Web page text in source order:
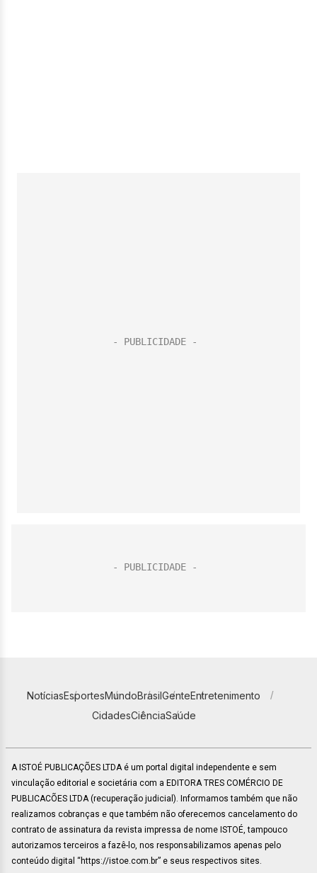
NotíciasEsportesMundoBrasilGenteEntretenimento
CidadesCiênciaSaúde
A ISTOÉ PUBLICAÇÕES LTDA é um portal digital independente e sem
vinculação editorial e societária com a EDITORA TRES COMÉRCIO DE
PUBLICACÕES LTDA (recuperação judicial). Informamos também que não
realizamos cobranças e que também não oferecemos cancelamento do
contrato de assinatura da revista impressa de nome ISTOÉ, tampouco
autorizamos terceiros a fazê-lo, nos responsabilizamos apenas pelo
conteúdo digital “https://istoe.com.br” e seus respectivos sites.